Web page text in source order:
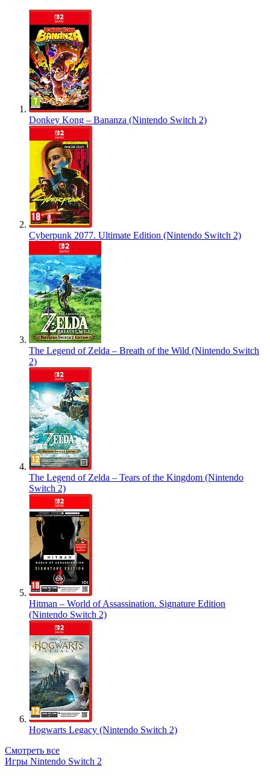
Donkey Kong – Bananza (Nintendo Switch 2)
Cyberpunk 2077. Ultimate Edition (Nintendo Switch 2)
The Legend of Zelda – Breath of the Wild (Nintendo Switch
2)
The Legend of Zelda – Tears of the Kingdom (Nintendo
Switch 2)
Hitman – World of Assassination. Signature Edition
(Nintendo Switch 2)
Hogwarts Legacy (Nintendo Switch 2)
Смотреть все
Игры Nintendo Switch 2